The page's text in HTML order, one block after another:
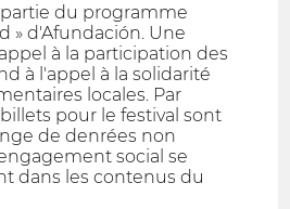
partie du programme
» d'Afundación. Une
à la participation des
à l'appel à la solidarité
locales. Par
pour le festival sont
de denrées non
social se
dans les contenus du